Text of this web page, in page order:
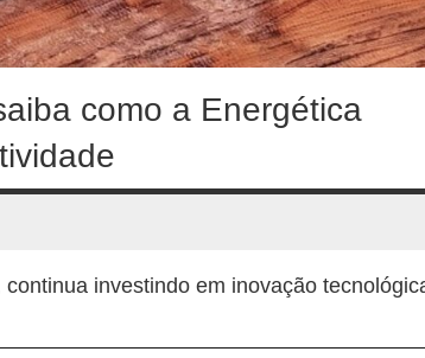
como a Energética
investindo em inovação